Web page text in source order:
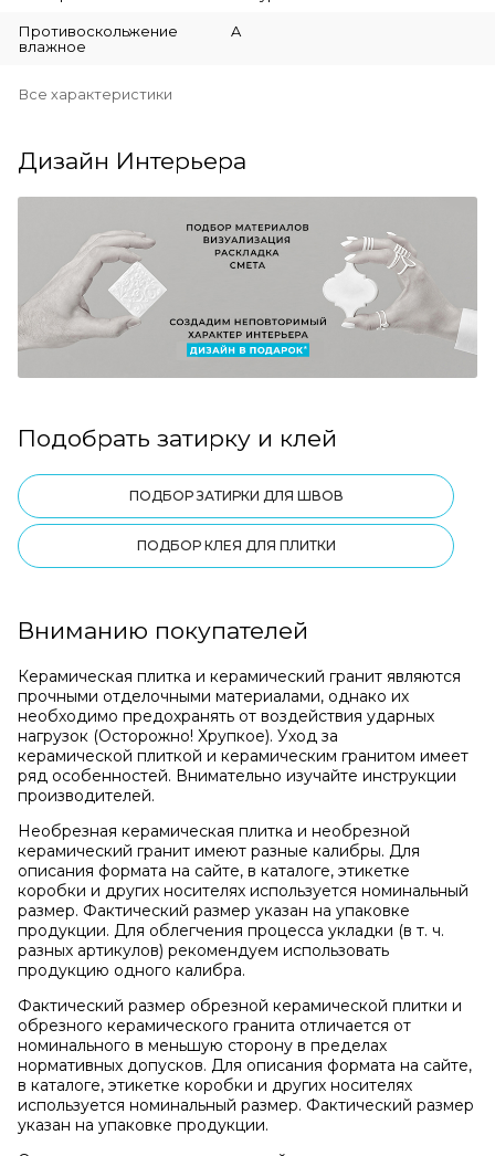
Противоскольжение
влажное
A
Все характеристики
Дизайн Интерьера
Подобрать затирку и клей
ПОДБОР ЗАТИРКИ ДЛЯ ШВОВ
ПОДБОР КЛЕЯ ДЛЯ ПЛИТКИ
Вниманию покупателей
Керамическая плитка и керамический гранит являются
прочными отделочными материалами, однако их
необходимо предохранять от воздействия ударных
нагрузок (Осторожно! Хрупкое). Уход за
керамической плиткой и керамическим гранитом имеет
ряд особенностей. Внимательно изучайте инструкции
производителей.
Необрезная керамическая плитка и необрезной
керамический гранит имеют разные калибры. Для
описания формата на сайте, в каталоге, этикетке
коробки и других носителях используется номинальный
размер. Фактический размер указан на упаковке
продукции. Для облегчения процесса укладки (в т. ч.
разных артикулов) рекомендуем использовать
продукцию одного калибра.
Фактический размер обрезной керамической плитки и
обрезного керамического гранита отличается от
номинального в меньшую сторону в пределах
нормативных допусков. Для описания формата на сайте,
в каталоге, этикетке коробки и других носителях
используется номинальный размер. Фактический размер
указан на упаковке продукции.